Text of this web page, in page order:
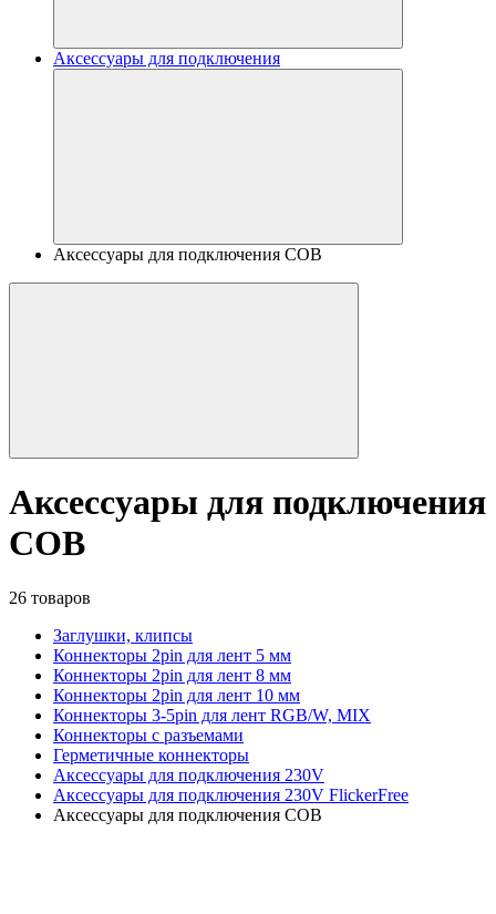
Аксессуары для подключения
Аксессуары для подключения COB
Аксессуары для подключения
COB
26 товаров
Заглушки, клипсы
Коннекторы 2pin для лент 5 мм
Коннекторы 2pin для лент 8 мм
Коннекторы 2pin для лент 10 мм
Коннекторы 3-5pin для лент RGB/W, MIX
Коннекторы с разъемами
Герметичные коннекторы
Аксессуары для подключения 230V
Аксессуары для подключения 230V FlickerFree
Аксессуары для подключения COB